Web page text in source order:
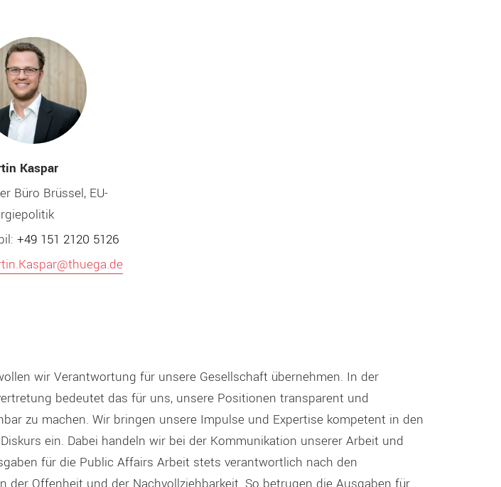
Kaspar
Büro Brüssel, EU-
+49 151 2120 5126
wir Verantwortung für unsere Gesellschaft übernehmen. In der
bedeutet das für uns, unsere Positionen transparent und
zu machen. Wir bringen unsere Impulse und Expertise kompetent in den
ein. Dabei handeln wir bei der Kommunikation unserer Arbeit und
für die Public Affairs Arbeit stets verantwortlich nach den